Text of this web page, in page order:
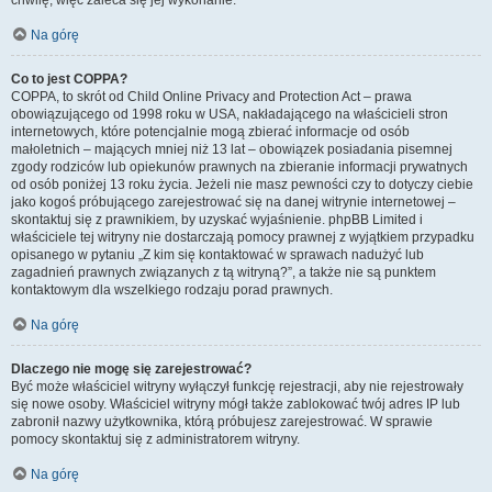
Na górę
Co to jest COPPA?
COPPA, to skrót od Child Online Privacy and Protection Act – prawa
obowiązującego od 1998 roku w USA, nakładającego na właścicieli stron
internetowych, które potencjalnie mogą zbierać informacje od osób
małoletnich – mających mniej niż 13 lat – obowiązek posiadania pisemnej
zgody rodziców lub opiekunów prawnych na zbieranie informacji prywatnych
od osób poniżej 13 roku życia. Jeżeli nie masz pewności czy to dotyczy ciebie
jako kogoś próbującego zarejestrować się na danej witrynie internetowej –
skontaktuj się z prawnikiem, by uzyskać wyjaśnienie. phpBB Limited i
właściciele tej witryny nie dostarczają pomocy prawnej z wyjątkiem przypadku
opisanego w pytaniu „Z kim się kontaktować w sprawach nadużyć lub
zagadnień prawnych związanych z tą witryną?”, a także nie są punktem
kontaktowym dla wszelkiego rodzaju porad prawnych.
Na górę
Dlaczego nie mogę się zarejestrować?
Być może właściciel witryny wyłączył funkcję rejestracji, aby nie rejestrowały
się nowe osoby. Właściciel witryny mógł także zablokować twój adres IP lub
zabronił nazwy użytkownika, którą próbujesz zarejestrować. W sprawie
pomocy skontaktuj się z administratorem witryny.
Na górę